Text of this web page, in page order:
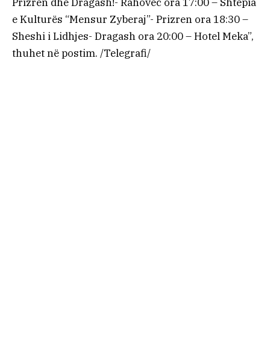
e Kulturës “Mensur Zyberaj”- Prizren ora 18:30 –
Sheshi i Lidhjes- Dragash ora 20:00 – Hotel Meka”,
thuhet në postim. /Telegrafi/